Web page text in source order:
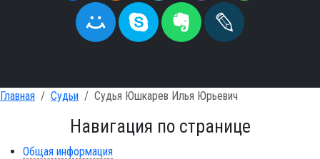
Главная Судьи Судья Юшкарев Илья Юрьевич
Навигация по странице
Общая информация